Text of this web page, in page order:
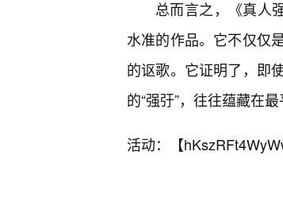
总而言之，《真人
水准的作品。它不仅仅
的讴歌。它证明了，即
的“强弙”，往往蕴藏在
活动：【